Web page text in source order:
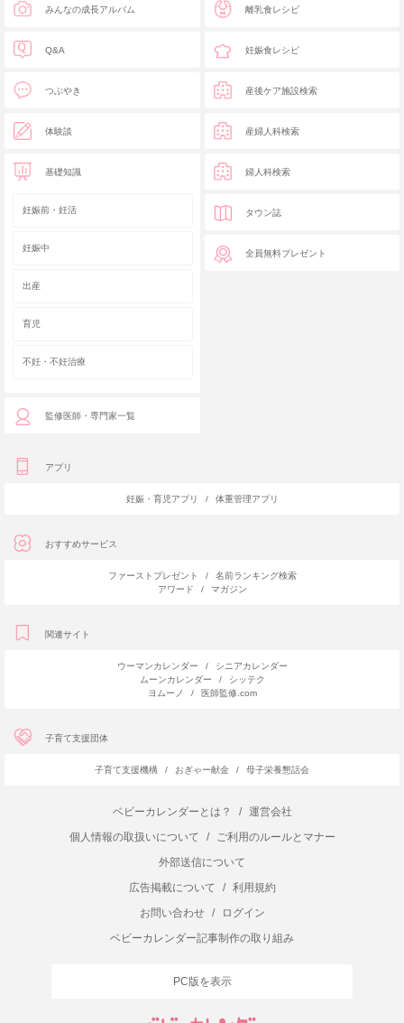
みんなの成長アルバム
Q&A
つぶやき
体験談
基礎知識
妊娠前・妊活
妊娠中
出産
育児
不妊・不妊治療
監修医師・専門家一覧
離乳食レシピ
妊娠食レシピ
産後ケア施設検索
産婦人科検索
婦人科検索
タウン誌
全員無料プレゼント
アプリ
妊娠・育児アプリ / 体重管理アプリ
おすすめサービス
ファーストプレゼント /
名前ランキング検索
アワード
/ マガジン
関連サイト
ウーマンカレンダー /
シニアカレンダー
ムーンカレンダー
/
シッテク
ヨムーノ
/ 医師監修.com
子育て支援団体
子育て支援機構 / おぎゃー献金 / 母子栄養懇話会
ベビーカレンダーとは？ /
運営会社
個人情報の取扱いについて
/
ご利用のルールとマナー
外部送信について
広告掲載について
/
利用規約
お問い合わせ
/
ログイン
ベビーカレンダー記事制作の取り組み
PC版を表示